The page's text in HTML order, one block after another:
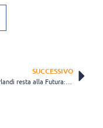
SUCCESSIVO